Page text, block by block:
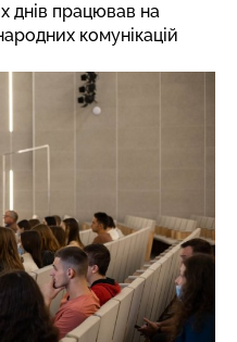
днів працював на
комунікацій